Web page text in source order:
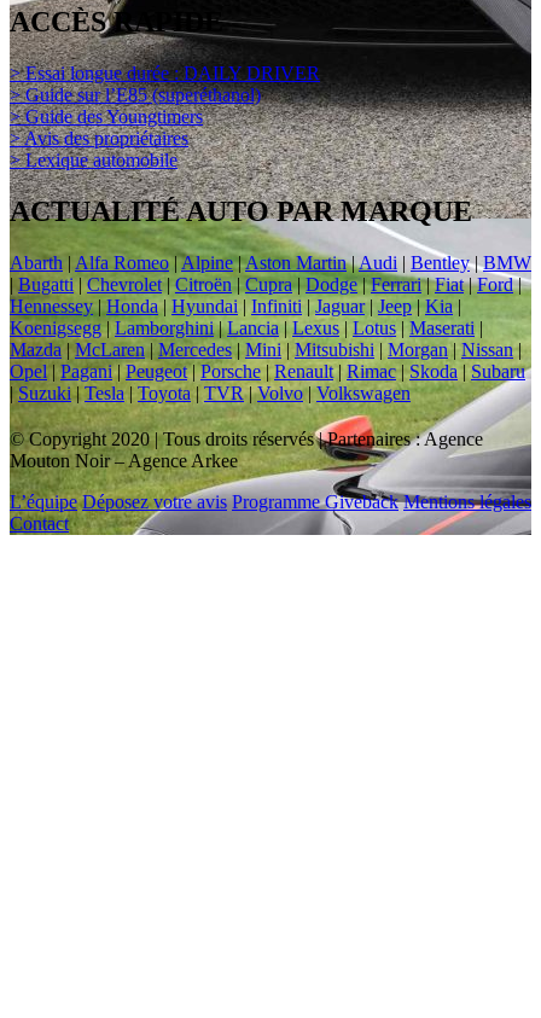
ACCÈS RAPIDE
> Essai longue durée : DAILY DRIVER
> Guide sur l’E85 (superéthanol)
> Guide des Youngtimers
> Avis des propriétaires
> Lexique automobile
ACTUALITÉ AUTO PAR MARQUE
Abarth | Alfa Romeo|Alpine|Aston Martin|Audi | Bentley|BMW
| Bugatti|Chevrolet|Citroën |Cupra | Dodge|Ferrari|Fiat|Ford|
Hennessey| Honda| Hyundai |Infiniti | Jaguar| Jeep|Kia |
Koenigsegg|Lamborghini|Lancia|Lexus | Lotus| Maserati |
Mazda |McLaren|Mercedes | Mini | Mitsubishi | Morgan|Nissan|
Opel | Pagani|Peugeot|Porsche | Renault| Rimac|Skoda | Subaru
| Suzuki|Tesla| Toyota | TVR|Volvo|Volkswagen
© Copyright 2020 | Tous droits réservés | Partenaires : Agence
Mouton Noir – Agence Arkee
L’équipe Déposez votre avis Programme Giveback Mentions légales
Contact